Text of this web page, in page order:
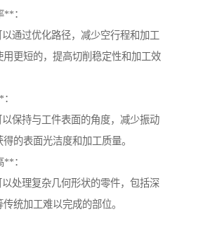
**：
通过优化路径，减少空行程和加工
用更短的，提高切削稳定性和加工效
：
保持与工件表面的角度，减少振动
的表面光洁度和加工质量。
**：
处理复杂几何形状的零件，包括深
统加工难以完成的部位。